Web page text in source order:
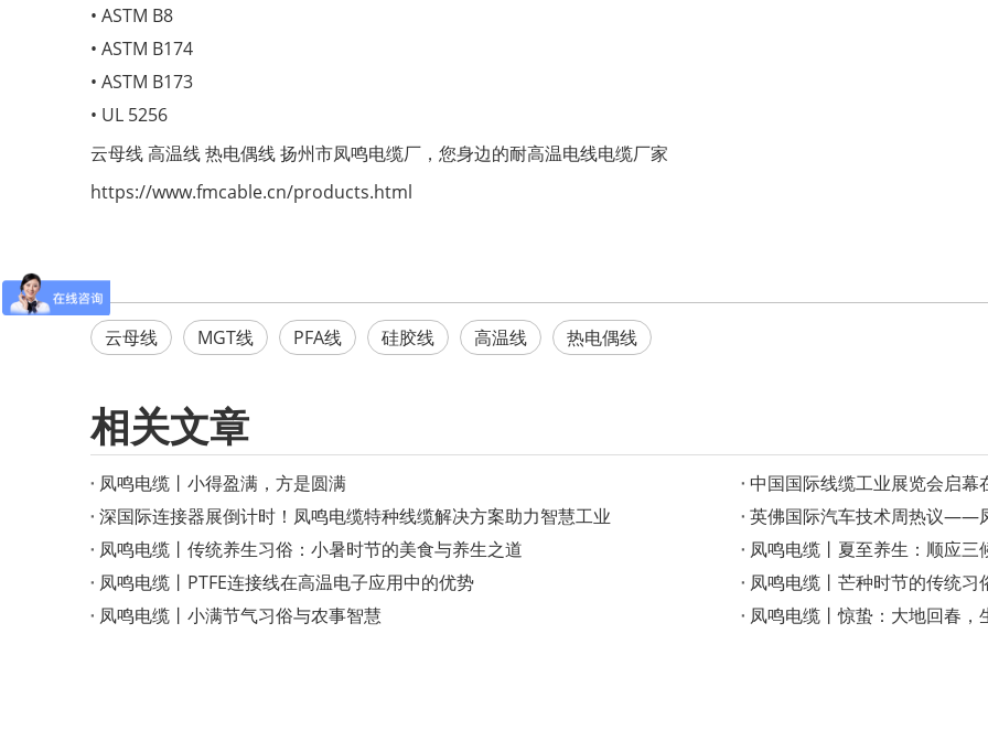
• ASTM B8
• ASTM B174
• ASTM B173
• UL 5256
云母线高温线热电偶线扬州市凤鸣电缆厂，您身边的耐高温电线电缆厂家
https://www.fmcable.cn/products.html
云母线 MGT线 PFA线 硅胶线 高温线 热电偶线
相关文章
凤鸣电缆丨小得盈满，方是圆满
中国国际线缆工业展览会启
深国际连接器展倒计时！凤鸣电缆特种线缆解决方案助力智慧工业
英佛国际汽车技术周热议——
凤鸣电缆丨传统养生习俗：小暑时节的美食与养生之道
凤鸣电缆丨夏至养生：顺应三
凤鸣电缆丨PTFE连接线在高温电子应用中的优势
凤鸣电缆丨芒种时节的传统习
凤鸣电缆丨小满节气习俗与农事智慧
凤鸣电缆丨惊蛰：大地回春，